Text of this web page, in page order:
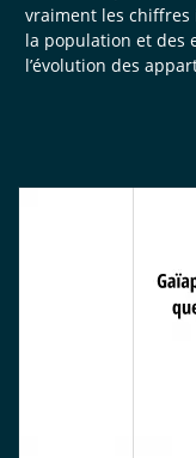
vraiment les chiffres
la population et des
l’évolution des